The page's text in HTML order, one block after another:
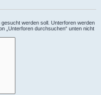
werden soll. Unterforen werden
„Unterforen durchsuchen“ unten nicht